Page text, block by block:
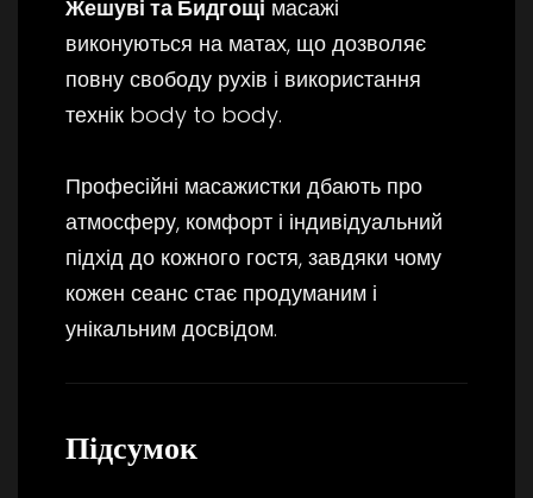
Жешуві та Бидгощі масажі
виконуються на матах, що дозволяє
повну свободу рухів і використання
технік body to body.
Професійні масажистки дбають про
атмосферу, комфорт і індивідуальний
підхід до кожного гостя, завдяки чому
кожен сеанс стає продуманим і
унікальним досвідом.
Підсумок